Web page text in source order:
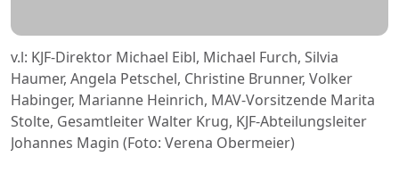
v.l: KJF-Direktor Michael Eibl, Michael Furch, Silvia
Haumer, Angela Petschel, Christine Brunner, Volker
Habinger, Marianne Heinrich, MAV-Vorsitzende Marita
Stolte, Gesamtleiter Walter Krug, KJF-Abteilungsleiter
Johannes Magin (Foto: Verena Obermeier)